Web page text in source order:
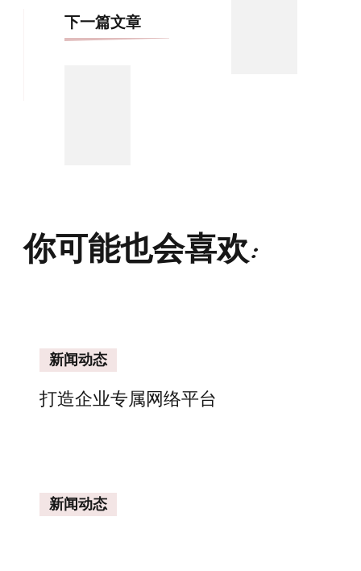
下一篇文章
你可能也会喜欢:
新闻动态
打造企业专属网络平台
新闻动态